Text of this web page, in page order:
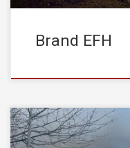
Brand EFH